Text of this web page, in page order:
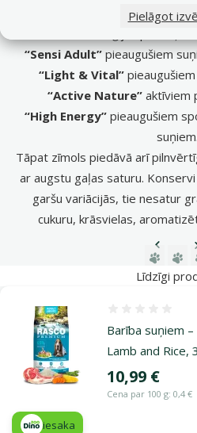
Pielāgot
vajadzībām, piemēram, suņiem
“Sensi Adult”pieaugušiem
“Light & Vital”
“Active Nature” aktīviem
“High Energy”pieaugušiem
suņiem.
Tāpat zīmols piedāvā arī
ar augstu gaļas saturu.
garšu variācijās, tie nesatur
cukuru, krāsvielas,
Līdzīgi
Barība suņiem
Lamb and Rice,
Cena
10,99 €
Cena par 100 g: 0,4 €
iesaka